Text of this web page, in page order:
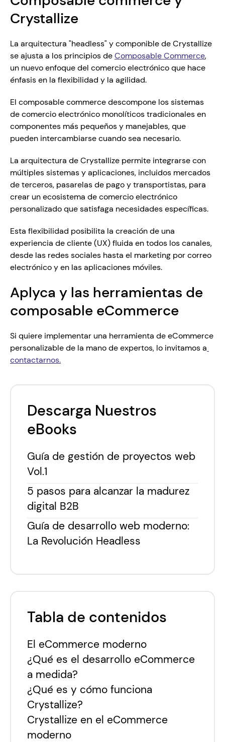
Descarga Nuestros
eBooks
Guía de gestión de proyectos web
Vol.1
5 pasos para alcanzar la madurez
digital B2B
Guía de desarrollo web moderno:
La Revolución Headless
Tabla de contenidos
El eCommerce moderno
¿Qué es el desarrollo eCommerce
a medida?
¿Qué es y cómo funciona
Crystallize?
Crystallize en el eCommerce
moderno
Crystallize
La arquitectura "headless" y componible de Crystallize
se ajusta a los principios de Composable Commerce,
un nuevo enfoque del comercio electrónico que hace
énfasis en la flexibilidad y la agilidad.
El composable commerce descompone los sistemas
de comercio electrónico monolíticos tradicionales en
componentes más pequeños y manejables, que
pueden intercambiarse cuando sea necesario.
La arquitectura de Crystallize permite integrarse con
múltiples sistemas y aplicaciones, incluidos mercados
de terceros, pasarelas de pago y transportistas, para
crear un ecosistema de comercio electrónico
personalizado que satisfaga necesidades específicas.
Esta flexibilidad posibilita la creación de una
experiencia de cliente (UX) fluida en todos los canales,
desde las redes sociales hasta el marketing por correo
electrónico y en las aplicaciones móviles.
Aplyca y las herramientas de
composable eCommerce
Si quiere implementar una herramienta de eCommerce
personalizable de la mano de expertos, lo invitamos a
contactarnos.